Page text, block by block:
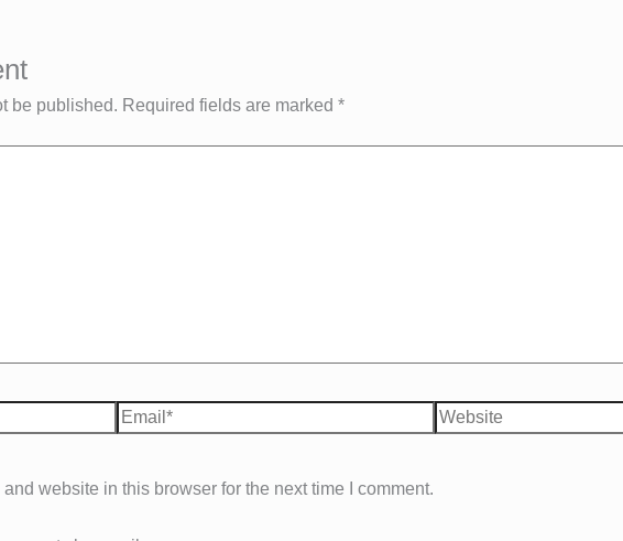
be published. Required fields are marked *
Email* Website
website in this browser for the next time I comment.